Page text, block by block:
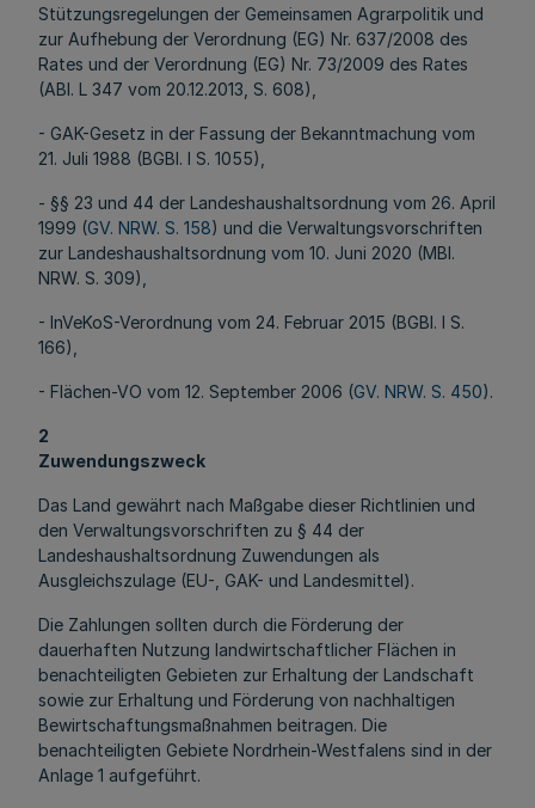
Stützungsregelungen der Gemeinsamen Agrarpolitik und
zur Aufhebung der Verordnung (EG) Nr. 637/2008 des
Rates und der Verordnung (EG) Nr. 73/2009 des Rates
(ABl. L 347 vom 20.12.2013, S. 608),
- GAK-Gesetz in der Fassung der Bekanntmachung vom
21. Juli 1988 (BGBl. I S. 1055),
- §§ 23 und 44 der Landeshaushaltsordnung vom 26. April
1999 (GV. NRW. S. 158) und die Verwaltungsvorschriften
zur Landeshaushaltsordnung vom 10. Juni 2020 (MBl.
NRW. S. 309),
- InVeKoS-Verordnung vom 24. Februar 2015 (BGBl. I S.
166),
- Flächen-VO vom 12. September 2006 (GV. NRW. S. 450).
2
Zuwendungszweck
Das Land gewährt nach Maßgabe dieser Richtlinien und
den Verwaltungsvorschriften zu § 44 der
Landeshaushaltsordnung Zuwendungen als
Ausgleichszulage (EU-, GAK- und Landesmittel).
Die Zahlungen sollten durch die Förderung der
dauerhaften Nutzung landwirtschaftlicher Flächen in
benachteiligten Gebieten zur Erhaltung der Landschaft
sowie zur Erhaltung und Förderung von nachhaltigen
Bewirtschaftungsmaßnahmen beitragen. Die
benachteiligten Gebiete Nordrhein-Westfalens sind in der
Anlage 1 aufgeführt.